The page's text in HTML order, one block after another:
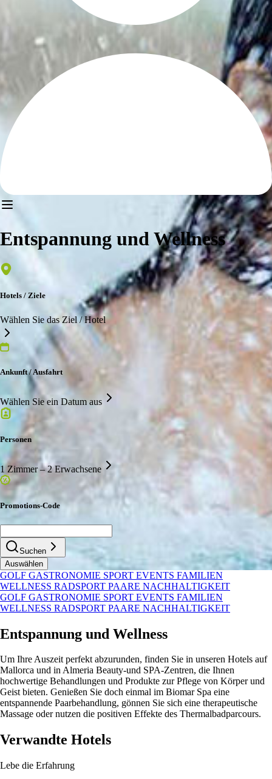
Entspannung und Wellness
Hotels / Ziele
Wählen Sie das Ziel / Hotel
Ankunft / Ausfahrt
Wählen Sie ein Datum aus
Personen
1 Zimmer – 2 Erwachsene
Promotions-Code
Suchen
Auswählen
GOLF GASTRONOMIE SPORT EVENTS FAMILIEN
WELLNESS RADSPORT PAARE NACHHALTIGKEIT
GOLF GASTRONOMIE SPORT EVENTS FAMILIEN
WELLNESS RADSPORT PAARE NACHHALTIGKEIT
Entspannung und Wellness
Um Ihre Auszeit perfekt abzurunden, finden Sie in unseren Hotels auf
Mallorca und in Almeria Beauty-und SPA-Zentren, die Ihnen
hochwertige Behandlungen und Produkte zur Pflege von Körper und
Geist bieten. Genießen Sie doch einmal im Biomar Spa eine
entspannende Paarbehandlung, gönnen Sie sich eine therapeutische
Massage oder nutzen die positiven Effekte des Thermalbadparcours.
Verwandte Hotels
Lebe die Erfahrung